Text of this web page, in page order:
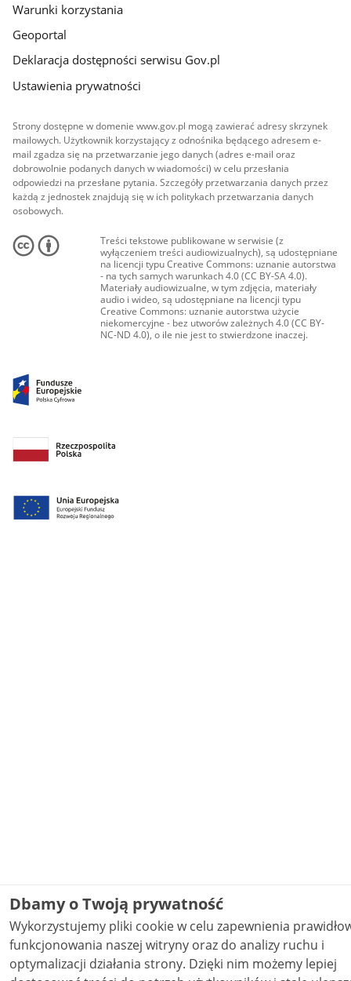
Warunki korzystania
Geoportal
Deklaracja dostępności serwisu Gov.pl
Ustawienia prywatności
Strony dostępne w domenie www.gov.pl mogą zawierać adresy skrzynek
mailowych. Użytkownik korzystający z odnośnika będącego adresem e-
mail zgadza się na przetwarzanie jego danych (adres e-mail oraz
dobrowolnie podanych danych w wiadomości) w celu przesłania
odpowiedzi na przesłane pytania. Szczegóły przetwarzania danych przez
każdą z jednostek znajdują się w ich politykach przetwarzania danych
osobowych.
Treści tekstowe publikowane w serwisie (z
wyłączeniem treści audiowizualnych), są udostępniane
na licencji typu Creative Commons: uznanie autorstwa
- na tych samych warunkach 4.0 (CC BY-SA 4.0).
Materiały audiowizualne, w tym zdjęcia, materiały
audio i wideo, są udostępniane na licencji typu
Creative Commons: uznanie autorstwa użycie
niekomercyjne - bez utworów zależnych 4.0 (CC BY-
NC-ND 4.0), o ile nie jest to stwierdzone inaczej.
Dbamy o Twoją prywatność
Wykorzystujemy pliki cookie w celu zapewnienia
funkcjonowania naszej witryny oraz do analizy ruchu i
optymalizacji działania strony. Dzięki nim możemy lepiej